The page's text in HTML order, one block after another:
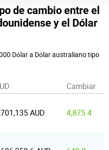
de cambio entre el
y el Dólar
Dólar a Dólar australiano tipo
Cambiar
AUD 4,875.4